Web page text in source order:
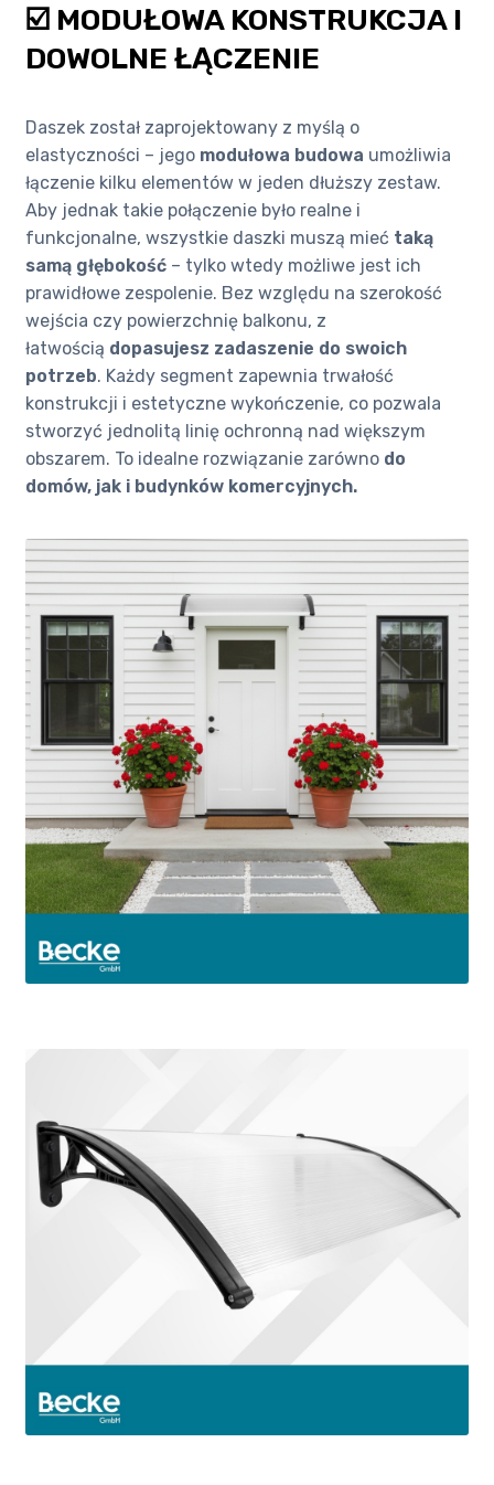
☑️ MODUŁOWA KONSTRUKCJA I
DOWOLNE ŁĄCZENIE
Daszek został zaprojektowany z myślą o
elastyczności – jego modułowa budowa umożliwia
łączenie kilku elementów w jeden dłuższy zestaw.
Aby jednak takie połączenie było realne i
funkcjonalne, wszystkie daszki muszą mieć taką
samą głębokość– tylko wtedy możliwe jest ich
prawidłowe zespolenie. Bez względu na szerokość
wejścia czy powierzchnię balkonu, z
łatwością dopasujesz zadaszenie do swoich
potrzeb. Każdy segment zapewnia trwałość
konstrukcji i estetyczne wykończenie, co pozwala
stworzyć jednolitą linię ochronną nad większym
obszarem. To idealne rozwiązanie zarówno do
domów, jak i budynków komercyjnych.